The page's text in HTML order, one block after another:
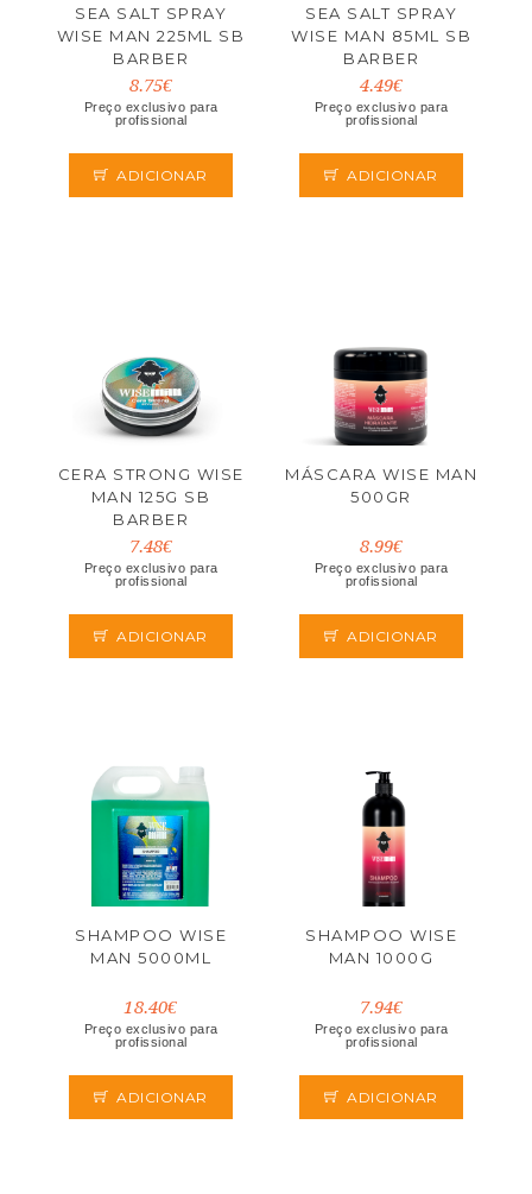
SEA SALT SPRAY
WISE MAN 225ML SB
BARBER
8.75€
Preço exclusivo para
profissional
ADICIONAR
SEA SALT SPRAY
WISE MAN 85ML SB
BARBER
4.49€
Preço exclusivo para
profissional
ADICIONAR
CERA STRONG WISE
MAN 125G SB
BARBER
7.48€
Preço exclusivo para
profissional
ADICIONAR
MÁSCARA WISE MAN
500GR
8.99€
Preço exclusivo para
profissional
ADICIONAR
SHAMPOO WISE
MAN 5000ML
18.40€
Preço exclusivo para
profissional
ADICIONAR
SHAMPOO WISE
MAN 1000G
7.94€
Preço exclusivo para
profissional
ADICIONAR